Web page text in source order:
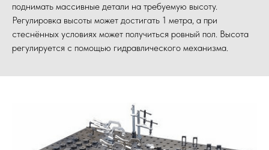
поднимать массивные детали на требуемую высоту.
Регулировка высоты может достигать 1 метра, а при
стеснённых условиях может получиться ровный пол. Высота
регулируется с помощью гидравлического механизма.